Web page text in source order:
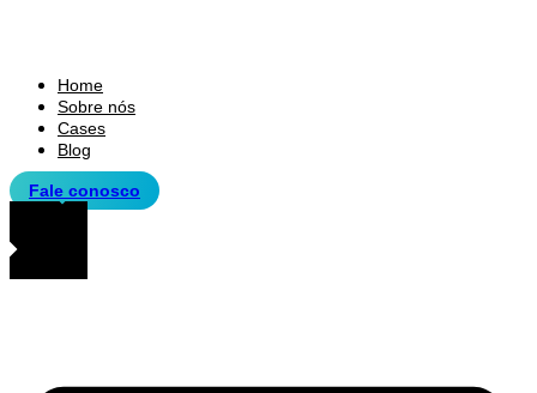
Home
Sobre nós
Cases
Blog
Fale conosco